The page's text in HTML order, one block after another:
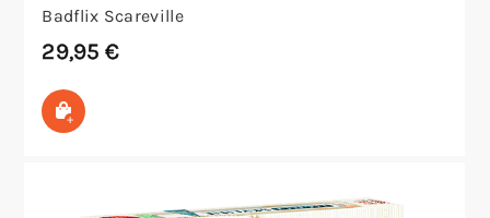
Badflix Scareville
29,95€
In den Warenkorb